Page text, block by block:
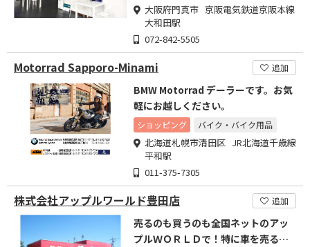
大阪府門真市 京阪電気鉄道京阪本線
大和田駅
072-842-5505
Motorrad Sapporo-Minami 追加
BMW Motorrad デーラーです。お気
軽にお越しください。
ショッピング バイク・バイク用品
北海道札幌市清田区 JR北海道千歳線
平和駅
011-375-7305
株式会社アップルワールド豊田店 追加
売るのも買うのも全国ネットのアッ
プルＷＯＲＬＤで！特に車を売るな